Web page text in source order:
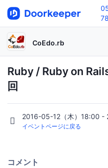
CoEdo.rb
Ruby / Ruby on
回
2016-05-12（木）18:00 -
イベントページに戻る
コメント